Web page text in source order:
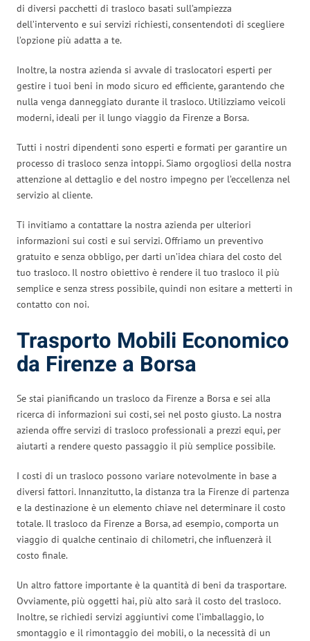
di diversi pacchetti di trasloco basati sull’ampiezza
dell’intervento e sui servizi richiesti, consentendoti di scegliere
l’opzione più adatta a te.
Inoltre, la nostra azienda si avvale di traslocatori esperti per
gestire i tuoi beni in modo sicuro ed efficiente, garantendo che
nulla venga danneggiato durante il trasloco. Utilizziamo veicoli
moderni, ideali per il lungo viaggio da Firenze a Borsa.
Tutti i nostri dipendenti sono esperti e formati per garantire un
processo di trasloco senza intoppi. Siamo orgogliosi della nostra
attenzione al dettaglio e del nostro impegno per l’eccellenza nel
servizio al cliente.
Ti invitiamo a contattare la nostra azienda per ulteriori
informazioni sui costi e sui servizi. Offriamo un preventivo
gratuito e senza obbligo, per darti un’idea chiara del costo del
tuo trasloco. Il nostro obiettivo è rendere il tuo trasloco il più
semplice e senza stress possibile, quindi non esitare a metterti in
contatto con noi.
Trasporto Mobili Economico
da Firenze a Borsa
Se stai pianificando un trasloco da Firenze a Borsa e sei alla
ricerca di informazioni sui costi, sei nel posto giusto. La nostra
azienda offre servizi di trasloco professionali a prezzi equi, per
aiutarti a rendere questo passaggio il più semplice possibile.
I costi di un trasloco possono variare notevolmente in base a
diversi fattori. Innanzitutto, la distanza tra la Firenze di partenza
e la destinazione è un elemento chiave nel determinare il costo
totale. Il trasloco da Firenze a Borsa, ad esempio, comporta un
viaggio di qualche centinaio di chilometri, che influenzerà il
costo finale.
Un altro fattore importante è la quantità di beni da trasportare.
Ovviamente, più oggetti hai, più alto sarà il costo del trasloco.
Inoltre, se richiedi servizi aggiuntivi come l’imballaggio, lo
smontaggio e il rimontaggio dei mobili, o la necessità di un